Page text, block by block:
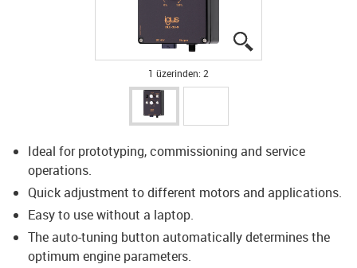
1 üzerinden: 2
Ideal for prototyping, commissioning and service
operations.
Quick adjustment to different motors and applications.
Easy to use without a laptop.
The auto-tuning button automatically determines the
optimum engine parameters.